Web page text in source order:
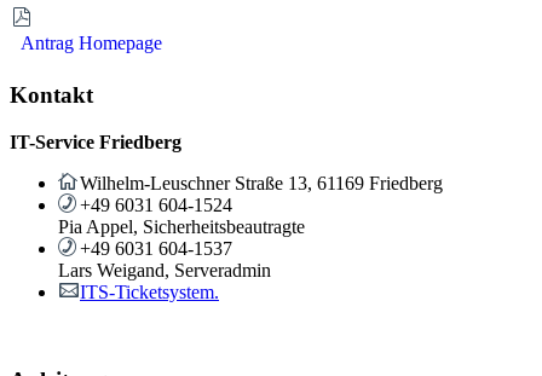
Antrag Homepage
Kontakt
IT-Service Friedberg
Wilhelm-Leuschner Straße 13, 61169 Friedberg
+49 6031 604-1524
Pia Appel, Sicherheitsbeautragte
+49 6031 604-1537
Lars Weigand, Serveradmin
ITS-Ticketsystem.